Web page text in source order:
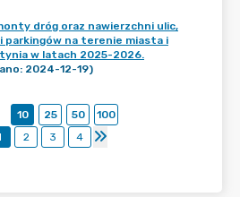
dróg oraz nawierzchni ulic,
parkingów na terenie miasta i
w latach 2025-2026.
2024-12-19)
10 25 50
100
2 3 4